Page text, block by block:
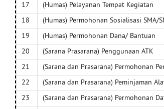
17
(Humas) Pelayanan Tempat Kegiatan
18
(Humas) Permohonan Sosialisasi SMA/
19
(Humas) Permohonan Dana/ Bantuan
20
(Sarana Prasarana) Penggunaan ATK
21
(Sarana dan Prasarana) Permohonan
22
(Sarana dan Prasarana) Peminjaman
23
(Sarana dan Prasarana) Permohonan